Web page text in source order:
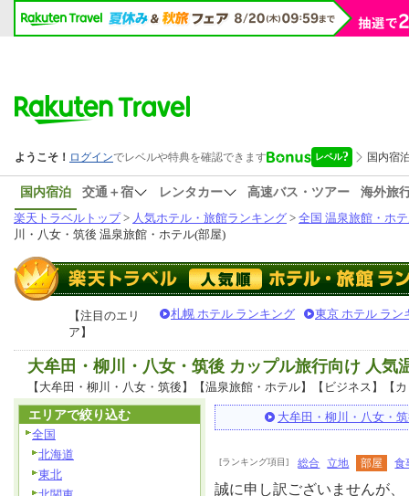
国内宿泊 交通＋宿 レンタカー 高速バス・ツアー
海外旅
楽天トラベルトップ> 人気ホテル・旅館ランキング > 全国 温泉旅館・ホ
川・八女・筑後 温泉旅館・ホテル(部屋)
【注目のエリ
ア】
札幌 ホテル ランキング 東京 ホテル ラン
大牟田・柳川・八女・筑後 カップル旅行向け 人
【大牟田・柳川・八女・筑後】【温泉旅館・ホテル】【ビジネス】【
大牟田・柳川・八女・
[ランキング項目] 総合 立地 部屋 食
誠に申し訳ございませんが、
エリアで絞り込む
全国
北海道
東北